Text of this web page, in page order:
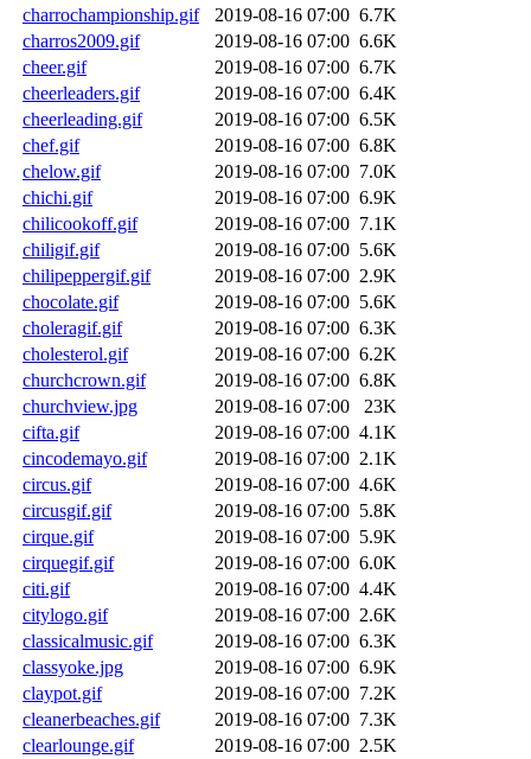
charrochampionship.gif
2019-08-16 07:00 6.7K
charros2009.gif
2019-08-16 07:00 6.6K
cheer.gif
2019-08-16 07:00 6.7K
cheerleaders.gif
2019-08-16 07:00 6.4K
cheerleading.gif
2019-08-16 07:00 6.5K
chef.gif
2019-08-16 07:00 6.8K
chelow.gif
2019-08-16 07:00 7.0K
chichi.gif
2019-08-16 07:00 6.9K
chilicookoff.gif
2019-08-16 07:00 7.1K
chiligif.gif
2019-08-16 07:00 5.6K
chilipeppergif.gif
2019-08-16 07:00 2.9K
chocolate.gif
2019-08-16 07:00 5.6K
choleragif.gif
2019-08-16 07:00 6.3K
cholesterol.gif
2019-08-16 07:00 6.2K
churchcrown.gif
2019-08-16 07:00 6.8K
churchview.jpg
2019-08-16 07:00
23K
cifta.gif
2019-08-16 07:00 4.1K
cincodemayo.gif
2019-08-16 07:00 2.1K
circus.gif
2019-08-16 07:00 4.6K
circusgif.gif
2019-08-16 07:00 5.8K
cirque.gif
2019-08-16 07:00 5.9K
cirquegif.gif
2019-08-16 07:00 6.0K
citi.gif
2019-08-16 07:00 4.4K
citylogo.gif
2019-08-16 07:00 2.6K
classicalmusic.gif
2019-08-16 07:00 6.3K
classyoke.jpg
2019-08-16 07:00 6.9K
claypot.gif
2019-08-16 07:00 7.2K
cleanerbeaches.gif
2019-08-16 07:00 7.3K
clearlounge.gif
2019-08-16 07:00 2.5K